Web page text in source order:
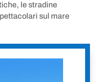
le stradine
sul mare